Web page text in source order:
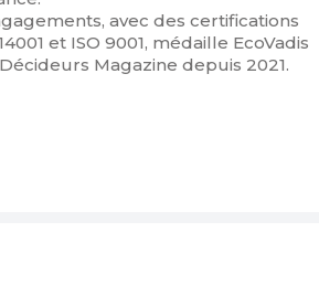
avec des certifications
et ISO 9001, médaille EcoVadis
Magazine depuis 2021.